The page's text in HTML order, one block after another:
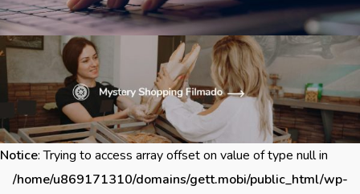
Notice: Trying to access array offset on value of type null in
/home/u869171310/domains/gett.mobi/public_html/wp-